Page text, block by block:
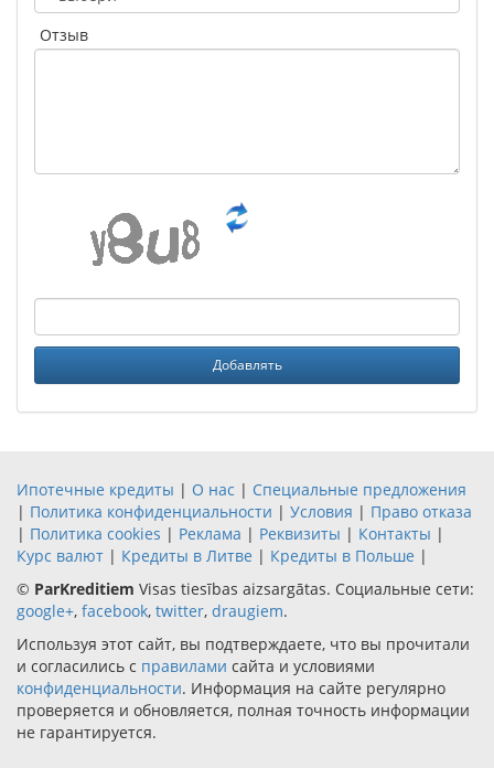
Отзыв
Ипотечные кредиты | О нас | Специальные предложения
| Политика конфиденциальности | Условия | Право отказа
| Политика cookies | Реклама | Реквизиты | Контакты |
Курс валют | Кредиты в Литве | Кредиты в Польше |
© ParKreditiem Visas tiesības aizsargātas. Социальные сети:
google+, facebook, twitter, draugiem.
Используя этот сайт, вы подтверждаете, что вы прочитали
и согласились с правилами сайта и условиями
конфиденциальности. Информация на сайте регулярно
проверяется и обновляется, полная точность информации
не гарантируется.